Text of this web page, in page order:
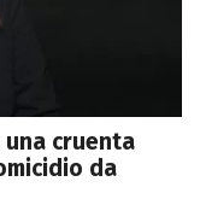
cruenta
da